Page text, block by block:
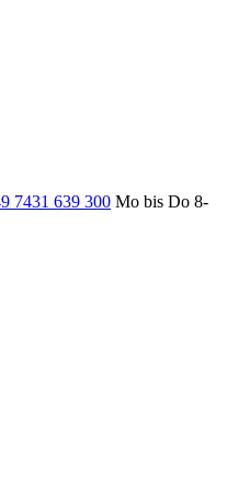
7431 639 300 Mo bis Do 8-